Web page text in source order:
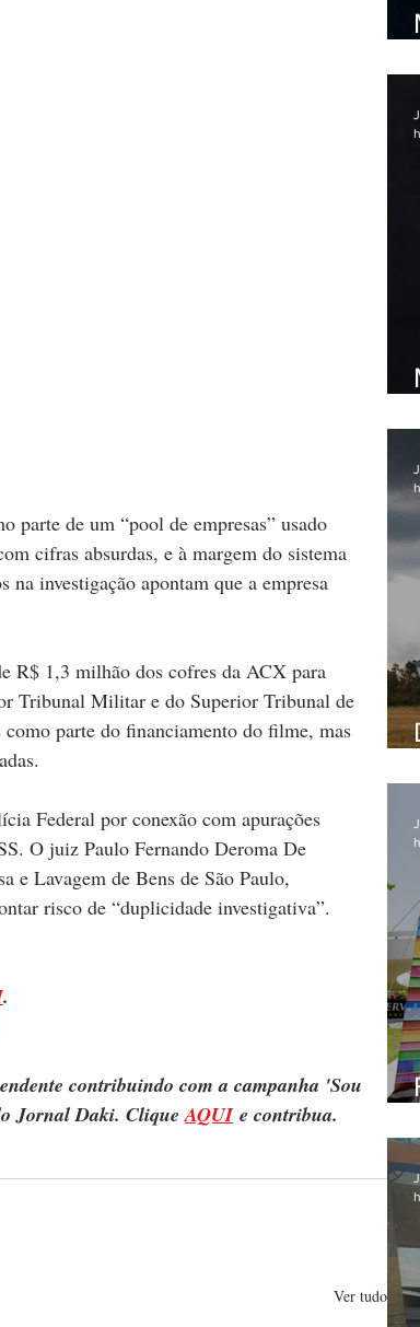
parte de um “pool de empresas” usado
cifras absurdas, e à margem do sistema
investigação apontam que a empresa
R$ 1,3 milhão dos cofres da ACX para
Tribunal Militar e do Superior Tribunal de
como parte do financiamento do filme, mas
Federal por conexão com apurações
O juiz Paulo Fernando Deroma De
e Lavagem de Bens de São Paulo,
risco de “duplicidade investigativa”.
.
contribuindo com a campanha 'Sou
Jornal Daki. Clique AQUI e contribua.
Ver tudo